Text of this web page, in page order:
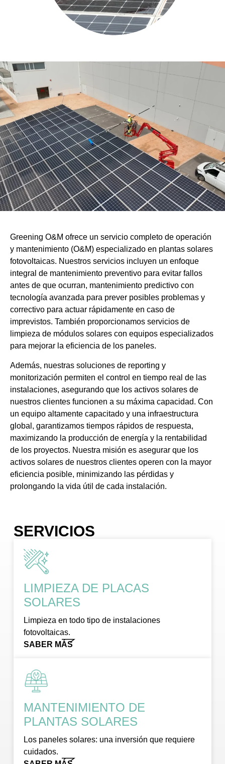
Greening O&M ofrece un servicio completo de operación
y mantenimiento (O&M) especializado en plantas solares
fotovoltaicas. Nuestros servicios incluyen un enfoque
integral de mantenimiento preventivo para evitar fallos
antes de que ocurran, mantenimiento predictivo con
tecnología avanzada para prever posibles problemas y
correctivo para actuar rápidamente en caso de
imprevistos. También proporcionamos servicios de
limpieza de módulos solares con equipos especializados
para mejorar la eficiencia de los paneles.
Además, nuestras soluciones de reporting y
monitorización permiten el control en tiempo real de las
instalaciones, asegurando que los activos solares de
nuestros clientes funcionen a su máxima capacidad. Con
un equipo altamente capacitado y una infraestructura
global, garantizamos tiempos rápidos de respuesta,
maximizando la producción de energía y la rentabilidad
de los proyectos. Nuestra misión es asegurar que los
activos solares de nuestros clientes operen con la mayor
eficiencia posible, minimizando las pérdidas y
prolongando la vida útil de cada instalación.
SERVICIOS
LIMPIEZA DE PLACAS
SOLARES
Limpieza en todo tipo de instalaciones
fotovoltaicas.
SABER MÁS
MANTENIMIENTO DE
PLANTAS SOLARES
Los paneles solares: una inversión que requiere
cuidados.